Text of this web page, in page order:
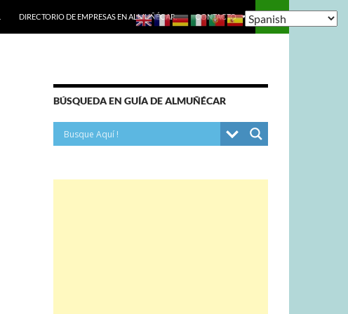
DIRECTORIO DE EMPRESAS EN ALMUÑÉCAR. CONTACTO
BÚSQUEDA EN GUÍA DE ALMUÑÉCAR